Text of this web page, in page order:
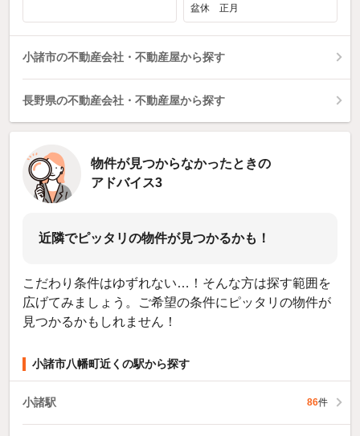
盆休 正月
小諸市の不動産会社・不動産屋から探す
長野県の不動産会社・不動産屋から探す
物件が見つからなかったときの
アドバイス3
近隣でピッタリの物件が見つかるかも！
こだわり条件はゆずれない…！そんな方は探す範囲を
広げてみましょう。ご希望の条件にピッタリの物件が
見つかるかもしれません！
小諸市八幡町近くの駅から探す
小諸駅 86件